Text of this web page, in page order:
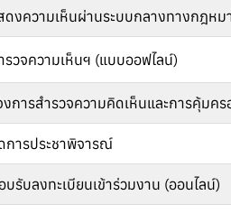
งความเห็นผ่านระบบกลางทางกฎหม
วจความเห็นฯ (แบบออฟไลน์)
การสำรวจความคิดเห็นและการคุ้มค
การประชาพิจารณ์
รับลงทะเบียนเข้าร่วมงาน (ออนไลน์)